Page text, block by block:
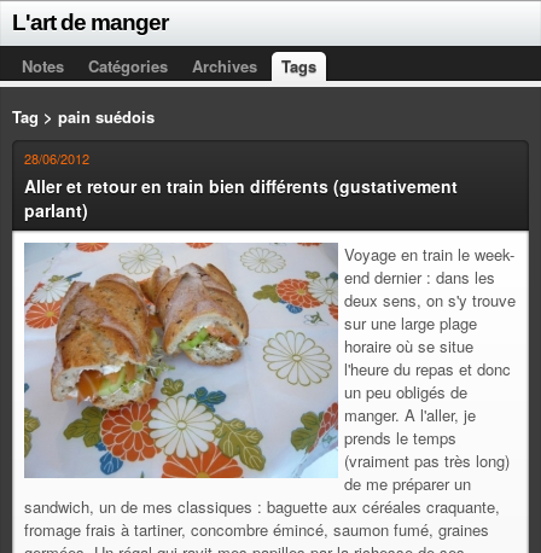
L'art de manger
Notes Catégories Archives Tags
Tag > pain suédois
28/06/2012
Aller et retour en train bien différents (gustativement
parlant)
Voyage en train le week-
end dernier : dans les
deux sens, on s'y trouve
sur une large plage
horaire où se situe
l'heure du repas et donc
un peu obligés de
manger. A l'aller, je
prends le temps
(vraiment pas très long)
de me préparer un
sandwich, un de mes classiques : baguette aux céréales craquante,
fromage frais à tartiner, concombre émincé, saumon fumé, graines